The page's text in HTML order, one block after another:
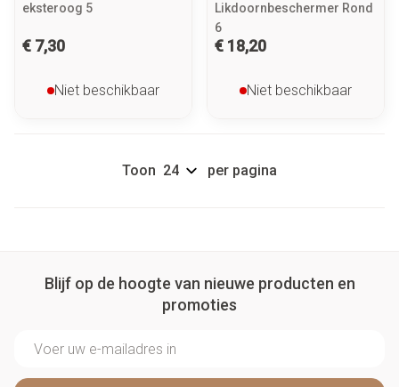
eksteroog 5
€ 7,30
Niet beschikbaar
Likdoornbeschermer Rond
6
€ 18,20
Niet beschikbaar
Toon per pagina
Blijf op de hoogte van nieuwe producten en
promoties